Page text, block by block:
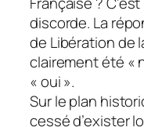
discorde. La
de Libération de
clairement été «
« oui ».
Sur le plan
cessé d’exister